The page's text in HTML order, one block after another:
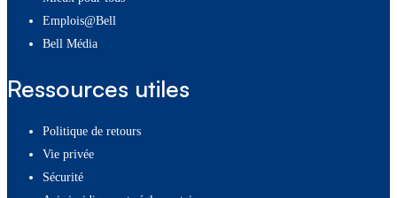
Emplois@Bell
Bell Média
Ressources utiles
Politique de retours
Vie privée
Sécurité